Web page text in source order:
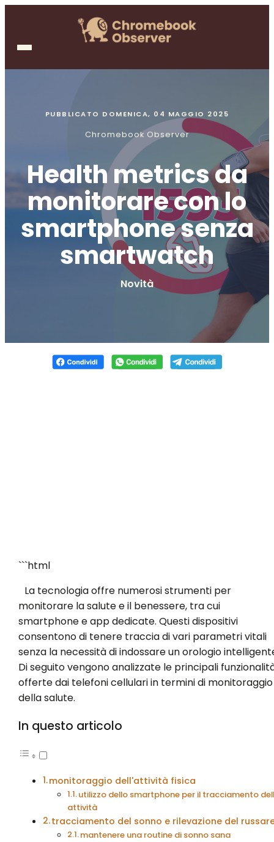
PUBBLICATO DOMENICA, 04 MAGGIO 2025
Chromebook Observer
Health metrics da
monitorare con lo
smartphone senza
smartwatch
Novità
```html
La tecnologia offre numerosi strumenti per
monitorare la salute e il benessere, tra cui
smartphone e app dedicate. Questi dispositivi
consentono di tenere traccia di vari parametri vitali
senza la necessità di indossare un orologio
Di seguito vengono analizzate le principali
offerte dai telefoni cellulari in termini di monitoraggio
della salute.
In questo articolo
monitoraggio dell'attività fisica
utilizzo dello smartphone per il tracciamento
attività
tracciamento del sonno e rilevazione del
mantenere una routine di sonno sana